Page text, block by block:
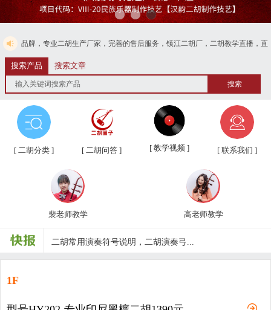
胡生产厂家，完善的售后服务，镇江二胡厂，二胡教学直播，直播选琴等服务。
搜索产品 搜索文章
[ 二胡分类 ] [ 二胡问答 ] [ 教学视频 ] [ 联系我们 ]
裴老师教学 高老师教学
第三届“汉韵杯”中老年业余二胡友...
汉韵二胡教学视频教材、新琴应知应...
汉韵二胡高老师教学视频
汉韵二胡裴老师教学视频
汉韵二胡歌曲教学视频
二胡常用演奏符号说明，二胡演奏弓...
1F